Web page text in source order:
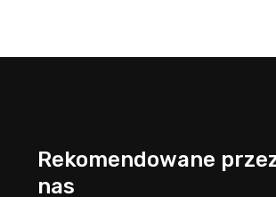
Rekomendowane
nas